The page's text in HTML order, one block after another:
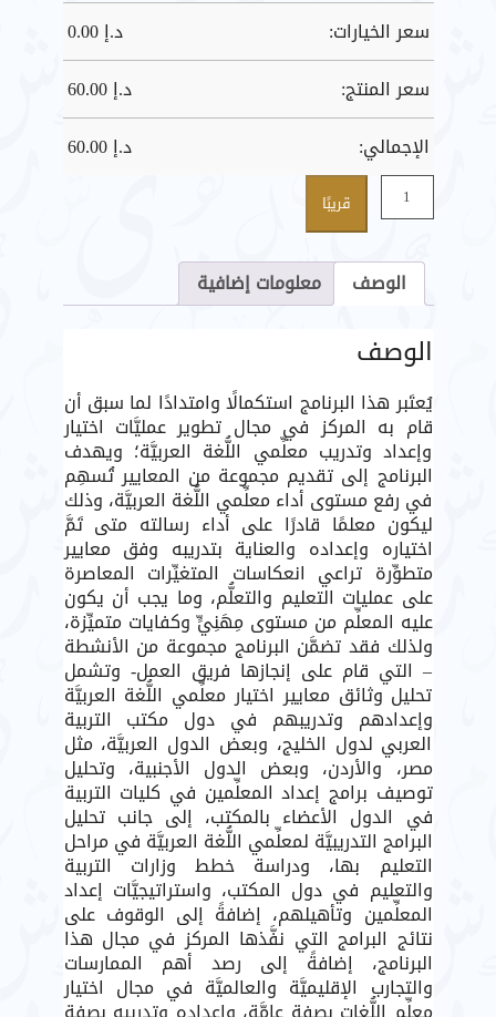
سعر الخيارات: د.إ 0.00
سعر المنتج:
د.إ 60.00
الإجمالي:
د.إ 60.00
كمية
تطوير
اختيار
وإعداد
وتدريب
اللُّغة
2019م
قريبًا
الوصف معلومات إضافية
الوصف
يُعتَبر هذا البرنامج استكمالًا وامتدادًا لما سبق أن
قام به المركز في مجال تطوير عمليَّات اختيار
وإعداد وتدريب معلِّمي اللُّغة العربيَّة؛ ويهدف
البرنامج إلى تقديم مجموعة من المعايير تُسهِم
في رفع مستوى أداء معلِّمي اللُّغة العربيَّة، وذلك
ليكون معلمًا قادرًا على أداء رسالته متى تَمَّ
اختياره وإعداده والعناية بتدريبه وفق معايير
متطوِّرة تراعي انعكاسات المتغيِّرات المعاصرة
على عمليات التعليم والتعلُّم، وما يجب أن يكون
عليه المعلِّم من مستوى مِهَنِيٍّ وكفايات متميِّزة،
ولذلك فقد تضمَّن البرنامج مجموعة من الأنشطة
– التي قام على إنجازها فريق العمل- وتشمل
تحليل وثائق معايير اختيار معلِّمي اللُّغة العربيَّة
وإعدادهم وتدريبهم في دول مكتب التربية
العربي لدول الخليج، وبعض الدول العربيَّة، مثل
مصر، والأردن، وبعض الدول الأجنبية، وتحليل
توصيف برامج إعداد المعلِّمين في كليات التربية
في الدول الأعضاء بالمكتب، إلى جانب تحليل
البرامج التدريبيَّة لمعلِّمي اللُّغة العربيَّة في مراحل
التعليم بها، ودراسة خطط وزارات التربية
والتعليم في دول المكتب، واستراتيجيَّات إعداد
المعلِّمين وتأهيلهم، إضافةً إلى الوقوف على
نتائج البرامج التي نفَّذها المركز في مجال هذا
البرنامج، إضافةً إلى رصد أهم الممارسات
والتجارب الإقليميَّة والعالميَّة في مجال اختيار